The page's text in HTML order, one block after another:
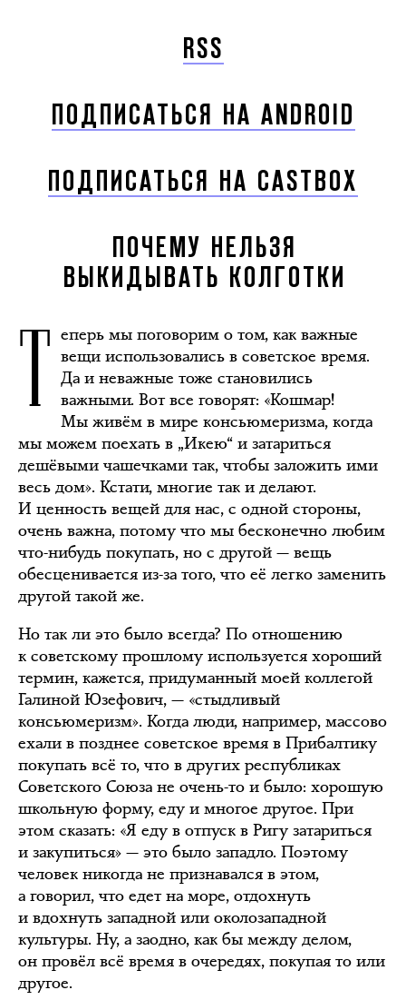
RSS
ПОДПИСАТЬСЯ НА ANDROID
ПОДПИСАТЬСЯ НА CASTBOX
ПОЧЕМУ НЕЛЬЗЯ
ВЫКИДЫВАТЬ КОЛГОТКИ
Т еперь мы поговорим о том, как важные
вещи использовались в советское время.
Да и неважные тоже становились
важными. Вот все говорят: «Кошмар!
Мы живём в мире консьюмеризма, когда
мы можем поехать в „Икею“ и затариться
дешёвыми чашечками так, чтобы заложить ими
весь дом». Кстати, многие так и делают.
И ценность вещей для нас, с одной стороны,
очень важна, потому что мы бесконечно любим
что-нибудь покупать, но с другой — вещь
обесценивается из-за того, что её легко заменить
другой такой же.
Но так ли это было всегда? По отношению
к советскому прошлому используется хороший
термин, кажется, придуманный моей коллегой
Галиной Юзефович, — «стыдливый
консьюмеризм». Когда люди, например, массово
ехали в позднее советское время в Прибалтику
покупать всё то, что в других республиках
Советского Союза не очень-то и было: хорошую
школьную форму, еду и многое другое. При
этом сказать: «Я еду в отпуск в Ригу затариться
и закупиться» — это было западло. Поэтому
человек никогда не признавался в этом,
а говорил, что едет на море, отдохнуть
и вдохнуть западной или околозападной
культуры. Ну, а заодно, как бы между делом,
он провёл всё время в очередях, покупая то или
другое.